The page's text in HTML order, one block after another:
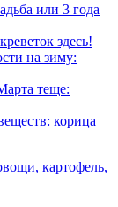
или 3 года
здесь!
на зиму:
теще:
корица
картофель,